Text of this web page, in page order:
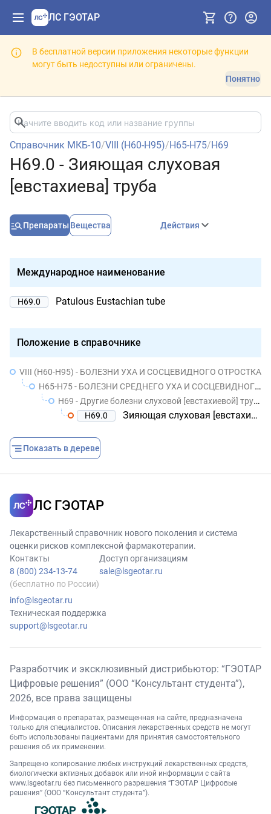
ЛС ГЭОТАР
В бесплатной версии приложения некоторые функции
могут быть недоступны или ограничены.
Понятно
Справочник МКБ-10/VIII (H60-H95)/H65-H75/H69
H69.0 - Зияющая слуховая
[евстахиева] труба
Препараты Вещества Действия
Международное наименование
H69.0 Patulous Eustachian tube
Положение в справочнике
VIII (H60-H95) - БОЛЕЗНИ УХА И СОСЦЕВИДНОГО ОТРОСТКА
H65-H75 - БОЛЕЗНИ СРЕДНЕГО УХА И СОСЦЕВИДНОГО ОТРОСТКА
H69 - Другие болезни слуховой [евстахиевой] трубы
H69.0
Зияющая слуховая [евстахиева] труба
Показать в дереве
ЛС ГЭОТАР
Лекарственный справочник нового поколения и система
оценки рисков комплексной фармакотерапии.
Контакты
8 (800) 234-13-74
(бесплатно по России)
info@lsgeotar.ru
Доступ организациям
sale@lsgeotar.ru
Техническая поддержка
support@lsgeotar.ru
Разработчик и эксклюзивный дистрибьютор: “ГЭОТАР
Цифровые решения” (ООО “Консультант студента”),
2026, все права защищены
Информация о препаратах, размещенная на сайте, предназначена
только для специалистов. Описания лекарственных средств не могут
быть использованы пациентами для принятия самостоятельного
решения об их применении.
Запрещено копирование любых инструкций лекарственных средств,
биологически активных добавок или иной информации с сайта
www.lsgeotar.ru без письменного разрешения “ГЭОТАР Цифровые
решения” (ООО “Консультант студента”).